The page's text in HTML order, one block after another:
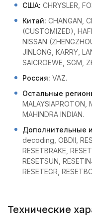
США: CHRYSLER,
Китай: CHANGAN,
(CUSTOMIZED),
NISSAN
JINLONG, KARRY,
SAICROEWE, SGM,
Россия: VAZ.
Остальные
MALAYSIAPROTON,
MAHINDRA INDIAN.
Дополнительные
decoding, OBDII,
RESETBRAKE,
RESETSUN,
RESETEGR,
Технические